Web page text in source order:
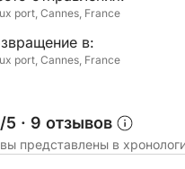
в кристально чистой
для
моменты на
от того,
этот день
port, Cannes, France
в:
port, Cannes, France
5 · 9 отзывов
представлены в